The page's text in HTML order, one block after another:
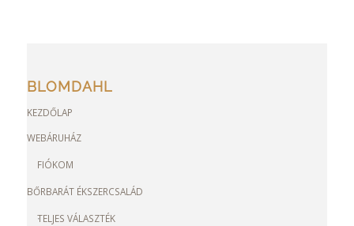
BLOMDAHL
KEZDŐLAP
WEBÁRUHÁZ
FIÓKOM
BŐRBARÁT ÉKSZERCSALÁD
TELJES VÁLASZTÉK